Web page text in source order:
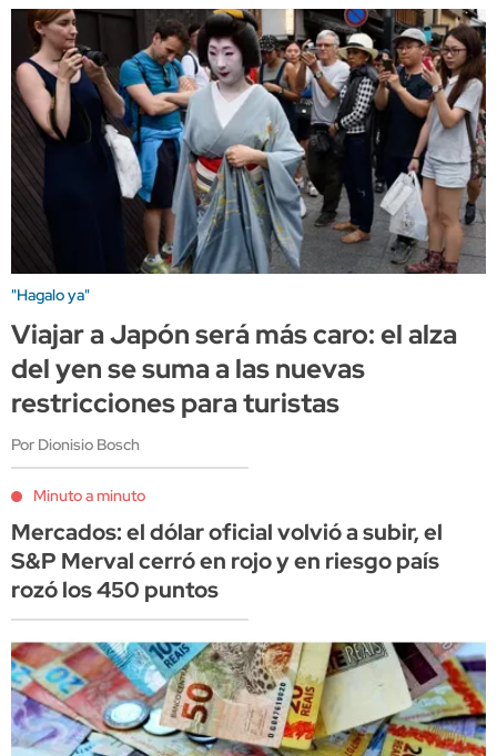
"Hagalo ya"
Viajar a Japón será más caro: el alza
del yen se suma a las nuevas
restricciones para turistas
Por Dionisio Bosch
Minuto a minuto
Mercados: el dólar oficial volvió a subir, el
S&P Merval cerró en rojo y en riesgo país
rozó los 450 puntos